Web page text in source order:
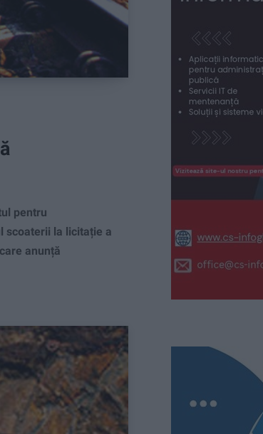
pentru
scoaterii la licitație a
anunță